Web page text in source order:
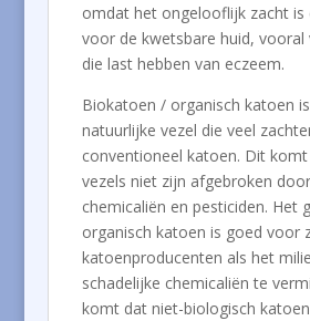
omdat het ongelooflijk zacht is
voor de kwetsbare huid, vooral
die last hebben van eczeem.
Biokatoen / organisch katoen
natuurlijke vezel die veel
conventioneel katoen. Dit
vezels niet zijn afgebroken
chemicaliën en pesticiden. Het
organisch katoen is goed voor
katoenproducenten als het
schadelijke chemicaliën te
komt dat niet-biologisch